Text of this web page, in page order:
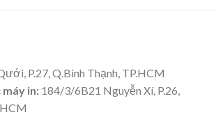
P.27, Q.Bình Thạnh, TP.HCM
in: 184/3/6B21 Nguyễn Xí, P.26,